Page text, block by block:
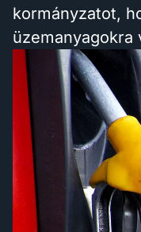
kormányzatot,
üzemanyagokra